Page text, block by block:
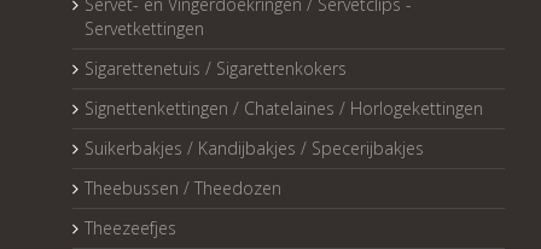
Servet- en Vingerdoekringen / Servetclips -
Servetkettingen
Sigarettenetuis / Sigarettenkokers
Signettenkettingen / Chatelaines / Horlogekettingen
Suikerbakjes / Kandijbakjes / Specerijbakjes
Theebussen / Theedozen
Theezeefjes